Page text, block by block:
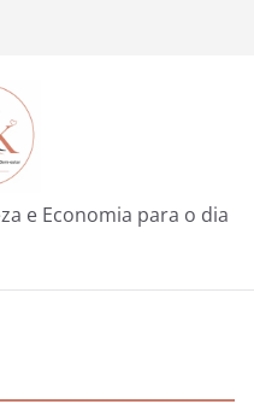
e Economia para o dia